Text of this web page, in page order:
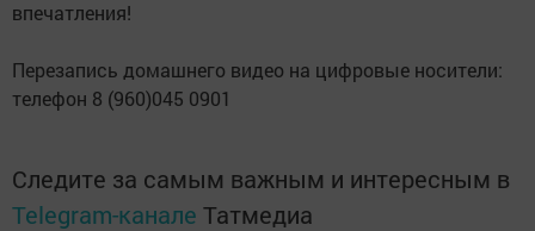
впечатления!
Перезапись домашнего видео на цифровые носители:
телефон 8 (960)045 0901
Следите за самым важным и интересным в
Telegram-канале Татмедиа